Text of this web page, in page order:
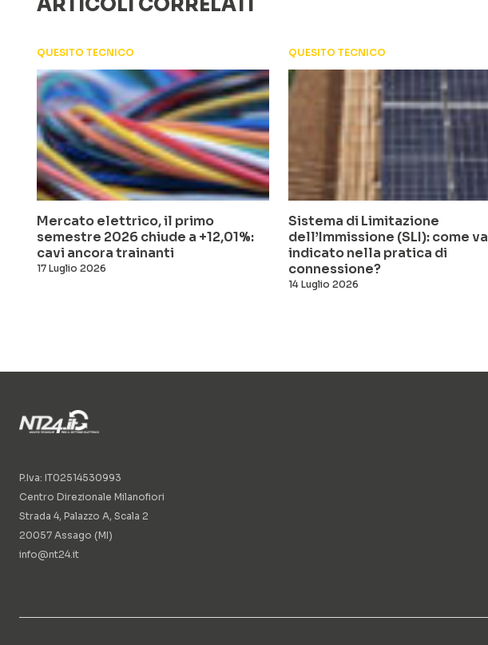
ARTICOLI CORRELATI
QUESITO TECNICO
Mercato elettrico, il primo
semestre 2026 chiude a +12,01%:
cavi ancora trainanti
17 Luglio 2026
QUESITO TECNICO
Sistema di Limitazione
dell’Immissione (SLI): come va
indicato nella pratica di
connessione?
14 Luglio 2026
P.Iva: IT02514530993
Centro Direzionale Milanofiori
Strada 4, Palazzo A, Scala 2
20057 Assago (MI)
info@nt24.it